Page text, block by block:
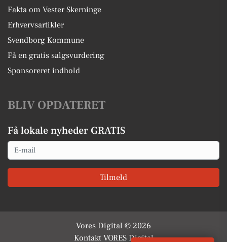
Fakta om Vester Skerninge
Erhvervsartikler
Svendborg Kommune
Få en gratis salgsvurdering
Sponsoreret indhold
BLIV OPDATERET
Få lokale nyheder GRATIS
Email
Tilmeld
Vores Digital © 2026
Kontakt VORES Digital